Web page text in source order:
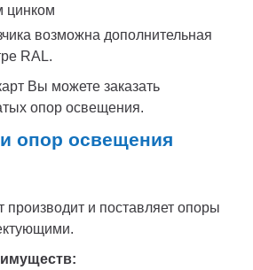
цинком
возможна дополнительная
RAL.
Вы можете заказать
опор освещения.
опор освещения
производит и поставляет опоры